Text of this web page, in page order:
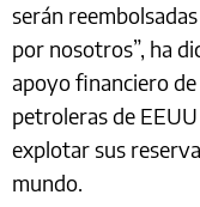
serán
por nosotros”, ha
apoyo financiero
petroleras de
explotar sus
mundo.